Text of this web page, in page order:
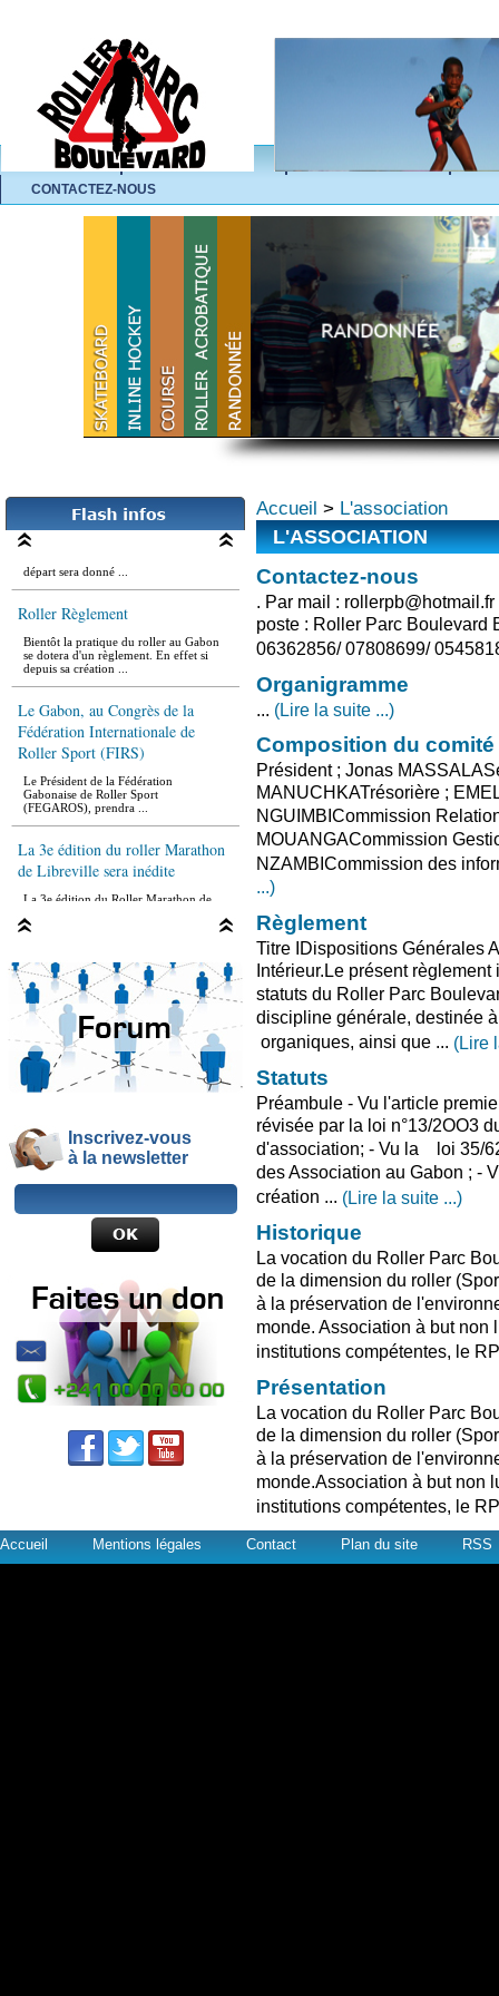
ACCUEIL L'ASSOCIATION
CONTACTEZ-NOUS
La roller rando d'LBV
Le lieu prévu pour le rassemblement est
le rond-point de la démocratie ou le
Roller Règlement
se dotera d'un règlement. En effet si
depuis sa création ...
Le Gabon, au Congrès de la
Fédération Internationale de
Roller Sport (FIRS)
Gabonaise de Roller Sport
(FEGAROS), prendra ...
La 3e édition du roller Marathon
de Libreville sera inédite
Libreville (RML), plusieurs fois
reportée pour de multiples ...
Inscrivez-vous
à la newsletter
Accueil > L'association
L'ASSOCIATION
Contactez-nous
. Par mail :
poste : Roller Parc Boulevard
06362856/ 07808699/
Organigramme
... (Lire la suite ...)
Composition du comité
Président ; Jonas
MANUCHKATrésorière ;
NGUIMBICommission
MOUANGACommission
NZAMBICommission des
...)
Règlement
Titre IDispositions Générales
Intérieur.Le présent
statuts du Roller Parc
discipline générale, destinée
organiques, ainsi que ... (Lire
Statuts
Préambule - Vu l'article
révisée par la loi n°13/2OO3
d'association; - Vu la loi 35/
des Association au Gabon ; -
création ... (Lire la suite ...)
Historique
La vocation du Roller Parc
de la dimension du roller
à la préservation de
monde. Association à but
institutions compétentes, le
Présentation
La vocation du Roller Parc
de la dimension du roller
à la préservation de
monde.Association à but non
institutions compétentes, le
Accueil Mentions légales Contact Plan du site RSS